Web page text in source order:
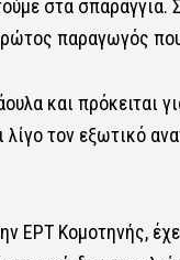
στα
παραγωγός
και πρόκειται
τον εξωτικό
ΕΡΤ Κομοτηνής,